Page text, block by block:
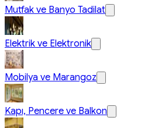
Mutfak ve Banyo Tadilat
Elektrik ve Elektronik
Mobilya ve Marangoz
Kapı, Pencere ve Balkon